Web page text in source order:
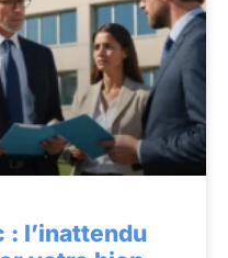
: l’inattendu